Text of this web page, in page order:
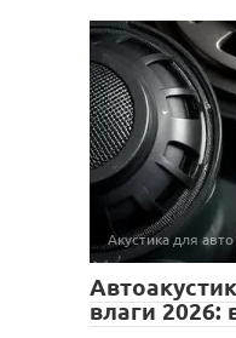
Акустика для авто
влаги 2026: